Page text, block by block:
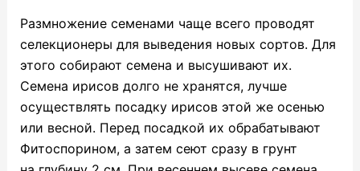
Размножение семенами чаще всего проводят
селекционеры для выведения новых сортов. Для
этого собирают семена и высушивают их.
Семена ирисов долго не хранятся, лучше
осуществлять посадку ирисов этой же осенью
или весной. Перед посадкой их обрабатывают
Фитоспорином, а затем сеют сразу в грунт